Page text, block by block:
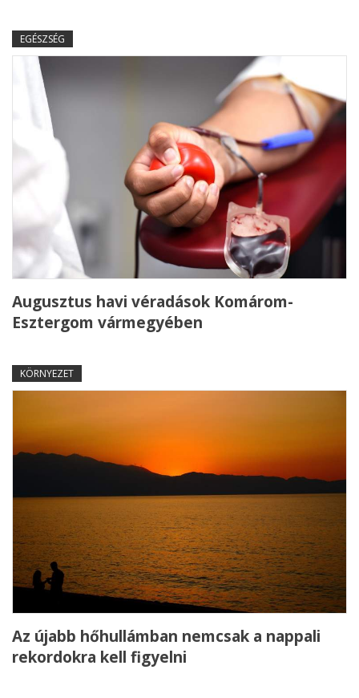
EGÉSZSÉG
Augusztus havi véradások Komárom-
Esztergom vármegyében
KÖRNYEZET
Az újabb hőhullámban nemcsak a nappali
rekordokra kell figyelni